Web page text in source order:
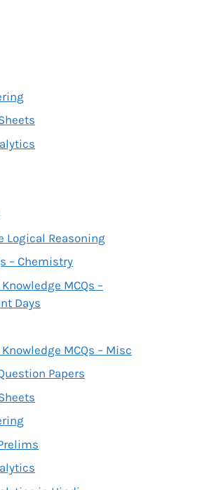
Logical Reasoning
– Chemistry
MCQs –
Days
MCQs – Misc
Papers